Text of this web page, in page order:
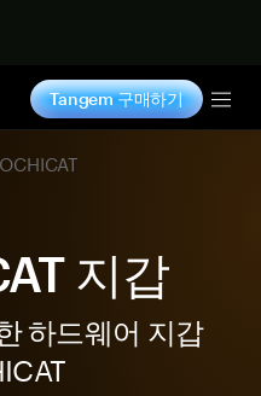
Tangem 구매하기
지갑
하드웨어 지갑